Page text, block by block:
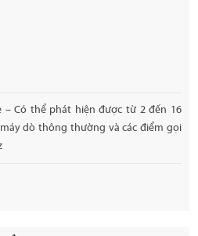
– Có thể phát hiện được từ 2 đến 16
dò thông thường và các điểm gọi